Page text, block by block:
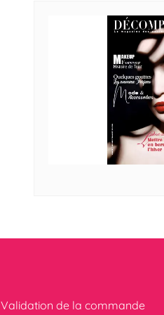
Validation de la commande